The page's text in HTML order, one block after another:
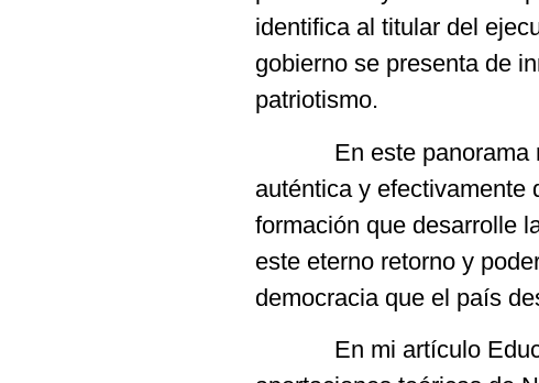
identifica al titular del
gobierno se presenta de
patriotismo.
En este panorama
auténtica y efectivamente
formación que desarrolle
este eterno retorno y
democracia que el país
En mi artículo